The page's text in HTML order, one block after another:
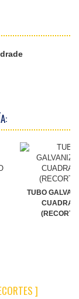
TUBO
]